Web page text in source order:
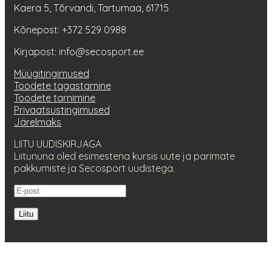
Kaera 5, Tõrvandi, Tartumaa, 61715
Kõnepost: +372 529 0988
Kirjapost: info@secosport.ee
Müügitingimused
Toodete tagastamine
Toodete tarnimine
Privaatsustingimused
Järelmaks
LIITU UUDISKIRJAGA
Liitununa oled esimestena kursis uute ja parimate
pakkumiste ja Secosport uudistega.
Liitu